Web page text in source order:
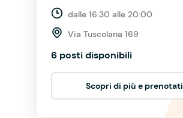
dalle 16:30 alle 20:00
Via Tuscolana 169
6 posti disponibili
Scopri di più e prenotati